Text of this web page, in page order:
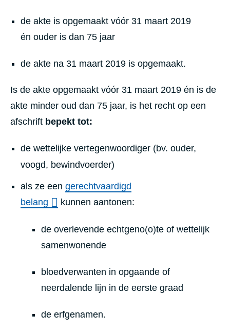
de akte is opgemaakt vóór 31 maart 2019
én ouder is dan 75 jaar
de akte na 31 maart 2019 is opgemaakt.
Is de akte opgemaakt vóór 31 maart 2019 én is de
akte minder oud dan 75 jaar, is het recht op een
afschrift bepekt tot:
de wettelijke vertegenwoordiger (bv. ouder,
voogd, bewindvoerder)
als ze een gerechtvaardigd
belang
kunnen aantonen:
de overlevende echtgeno(o)te of wettelijk
samenwonende
bloedverwanten in opgaande of
neerdalende lijn in de eerste graad
de erfgenamen.